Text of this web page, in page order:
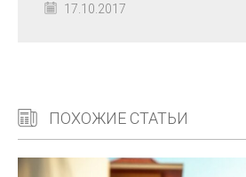
17.10.2017
ПОХОЖИЕ СТАТЬИ